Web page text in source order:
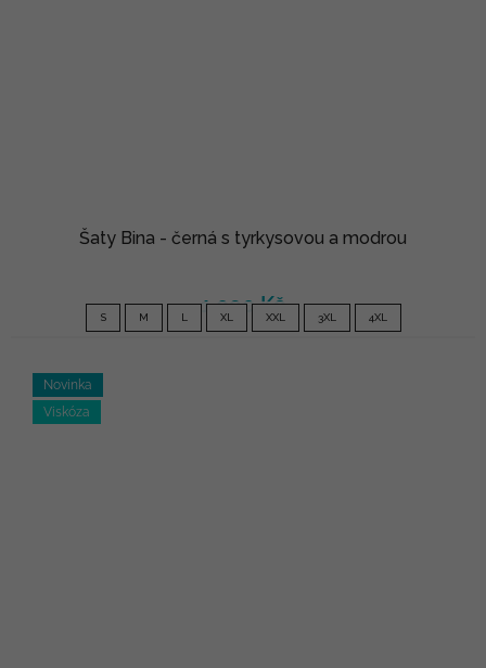
Šaty Bina - černá s tyrkysovou a modrou
1 090 Kč
S M L XL XXL 3XL 4XL
Novinka
Viskóza